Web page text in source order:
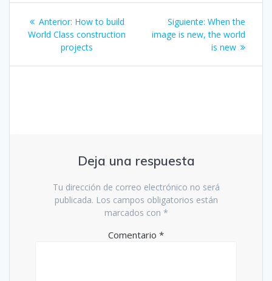
Navegación
de
entradas
Anterior: Entrada
anterior:
How to build
World Class construction
projects
Siguiente: Siguiente
entrada:
When the
image is new, the world
is new
Deja una respuesta
Tu dirección de correo electrónico no será
publicada. Los campos obligatorios están
marcados con *
Comentario *